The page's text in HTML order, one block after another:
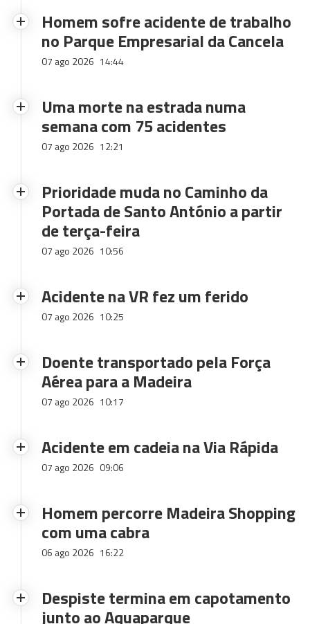
Homem sofre acidente de trabalho
no Parque Empresarial da Cancela
07 ago 2026 14:44
Uma morte na estrada numa
semana com 75 acidentes
07 ago 2026 12:21
Prioridade muda no Caminho da
Portada de Santo António a partir
de terça-feira
07 ago 2026 10:56
Acidente na VR fez um ferido
07 ago 2026 10:25
Doente transportado pela Força
Aérea para a Madeira
07 ago 2026 10:17
Acidente em cadeia na Via Rápida
07 ago 2026 09:06
Homem percorre Madeira Shopping
com uma cabra
06 ago 2026 16:22
Despiste termina em capotamento
junto ao Aquaparque